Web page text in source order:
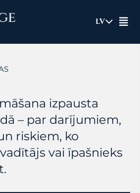
LV
izpausta
– par darījumiem,
riskiem, ko
vai īpašnieks